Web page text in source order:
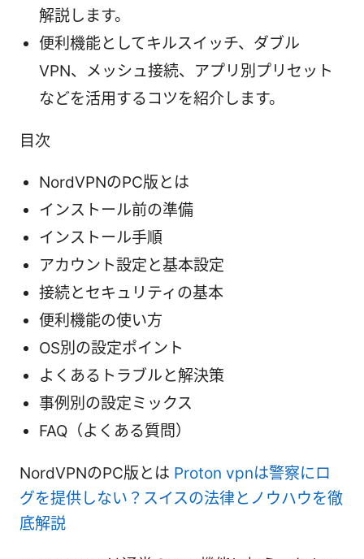
解説します。
便利機能としてキルスイッチ、ダブル
VPN、メッシュ接続、アプリ別プリセット
などを活用するコツを紹介します。
目次
NordVPNのPC版とは
インストール前の準備
インストール手順
アカウント設定と基本設定
接続とセキュリティの基本
便利機能の使い方
OS別の設定ポイント
よくあるトラブルと解決策
事例別の設定ミックス
FAQ（よくある質問）
NordVPNのPC版とは Proton vpnは警察にロ
グを提供しない？スイスの法律とノウハウを徹
底解説